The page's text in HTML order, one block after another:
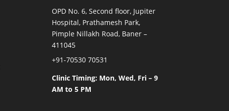
OPD No. 6, Second floor, Jupiter
Hospital, Prathamesh Park,
Pimple Nillakh Road, Baner –
411045
+91-70530 70531
Clinic Timing: Mon, Wed, Fri – 9
AM to 5 PM